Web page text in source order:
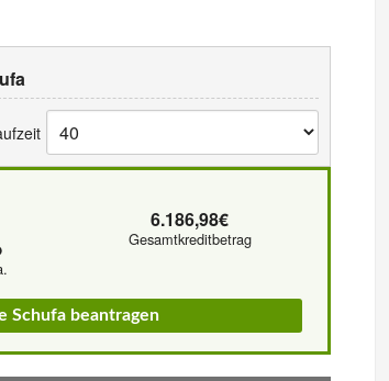
6.186,98€
Gesamtkreditbetrag
Schufa beantragen